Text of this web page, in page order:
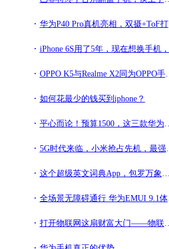
华为P40 Pro真机亮相，双摄+ToF打孔！是你的菜吗？
iPhone 6S用了5年，现在想换手机，又很纠结苹果没5G手机？
OPPO K5与Realme X2同为OPPO手机，配置相同，价格却相差几百？
如何花最少的钱买到iphone？
平心而论！预算1500，这三款华为手机最值得买，选哪款都不亏
5G时代来临，小米抢占先机，最强性能小米10或成行业标杆
这个超级英文词典App，包罗万象，简直太赞了
全场景无障碍通行 华为EMUI 9.1体验：俩字“贴心”
打开物联网这扇财富大门——物联网的三种赚钱方式